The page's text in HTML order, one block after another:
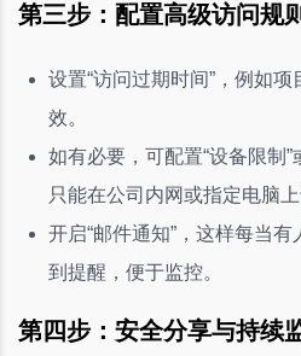
第三步：配置高级访问规
设置“访问过期时间”，例如
效。
如有必要，可配置“设备限制”
只能在公司内网或指定电脑上
开启“邮件通知”，这样每当
到提醒，便于监控。
第四步：安全分享与持续